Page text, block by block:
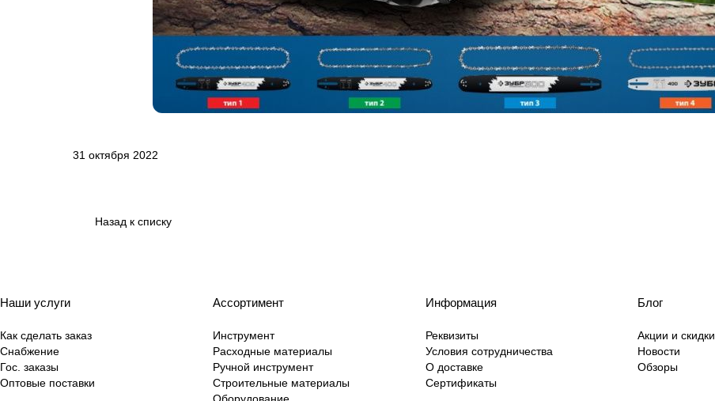
31 октября 2022
Назад к списку
Наши услуги
Как сделать заказ
Снабжение
Гос. заказы
Оптовые поставки
Ассортимент
Инструмент
Расходные материалы
Ручной инструмент
Строительные материалы
Информация
Реквизиты
Условия сотрудничества
О доставке
Сертификаты
Блог
Акции и скидки
Новости
Обзоры